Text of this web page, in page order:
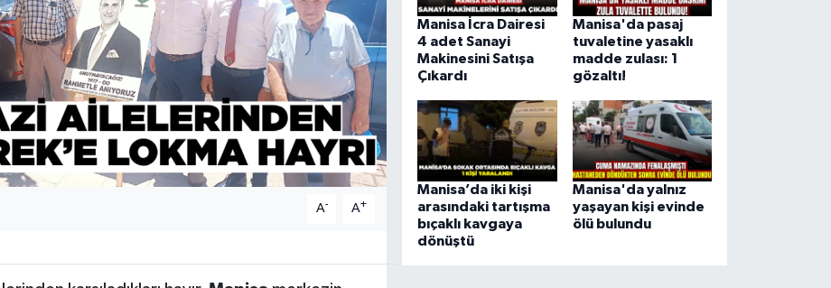
A- A+
Manisa İcra Dairesi
4 adet Sanayi
Makinesini Satışa
Çıkardı
Manisa'da pasaj
tuvaletine yasaklı
madde zulası: 1
gözaltı!
Manisa’da iki kişi
arasındaki tartışma
bıçaklı kavgaya
dönüştü
Manisa'da yalnız
yaşayan kişi evinde
ölü bulundu